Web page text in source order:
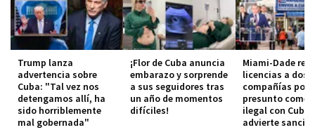
Trump lanza
advertencia sobre
Cuba: "Tal vez nos
detengamos allí, ha
sido horriblemente
mal gobernada"
¡Flor de Cuba anuncia
embarazo y sorprende
a sus seguidores tras
un año de momentos
difíciles!
Miami-Dade
licencias a dos
compañías por
presunto
ilegal con Cuba
advierte